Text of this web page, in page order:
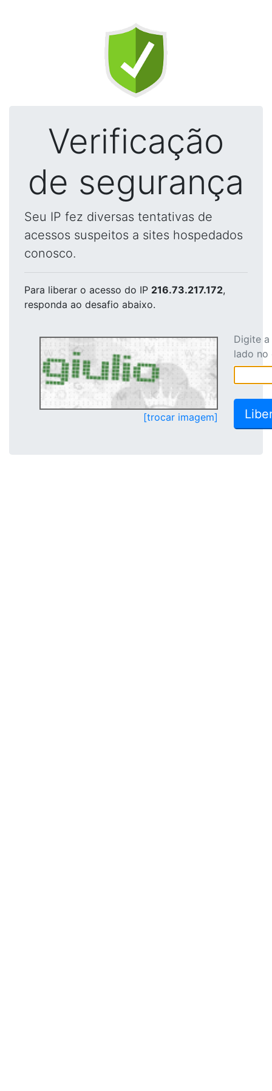
Verificação
de segurança
Seu IP fez diversas tentativas de
acessos suspeitos a sites hospedados
conosco.
Para liberar o acesso do IP 216.73.217.172,
responda ao desafio abaixo.
[trocar imagem]
Digite
lado no